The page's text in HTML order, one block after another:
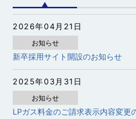
2026年04月21日
お知らせ
新卒採用サイト開設のお知らせ
2025年03月31日
お知らせ
LPガス料金のご請求表示内容変更